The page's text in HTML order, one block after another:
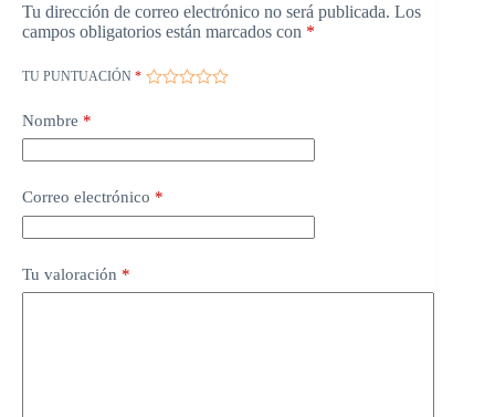
Tu dirección de correo electrónico no será publicada. Los
campos obligatorios están marcados con *
TU PUNTUACIÓN *
Nombre *
Correo electrónico *
Tu valoración *